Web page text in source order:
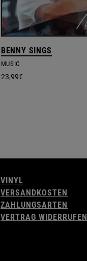
BENNY SINGS
MUSIC
23,99€
VINYL
VERSANDKOSTEN
ZAHLUNGSARTEN
VERTRAG WIDERRUFEN